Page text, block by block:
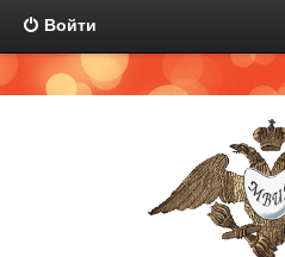
Войти